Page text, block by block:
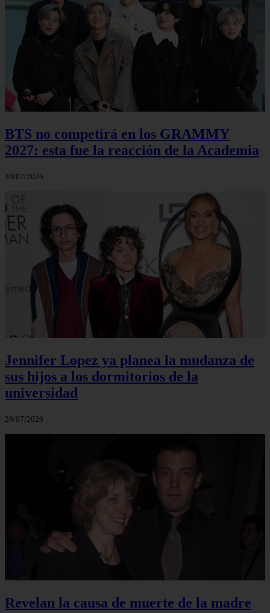
BTS no competirá en los GRAMMY
2027: esta fue la reacción de la Academia
30/07/2026
Jennifer Lopez ya planea la mudanza de
sus hijos a los dormitorios de la
universidad
29/07/2026
Revelan la causa de muerte de la madre